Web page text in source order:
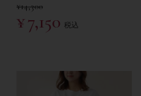
¥14,300
¥7,150 税込